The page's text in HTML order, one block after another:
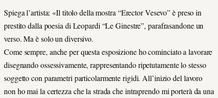
Spiega l’artista: «Il titolo della mostra “Erector Vesevo” è preso in
prestito dalla poesia di Leopardi “Le Ginestre”, parafrasandone un
verso. Ma è solo un diversivo.
Come sempre, anche per questa esposizione ho cominciato a lavorare
disegnando ossessivamente, rappresentando ripetutamente lo stesso
soggetto con parametri particolarmente rigidi. All’inizio del lavoro
non ho mai la certezza che la strada che intraprendo mi porterà da una